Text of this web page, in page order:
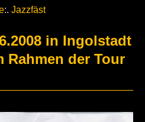
:. Jazzfäst
in Ingolstadt
Rahmen der Tour